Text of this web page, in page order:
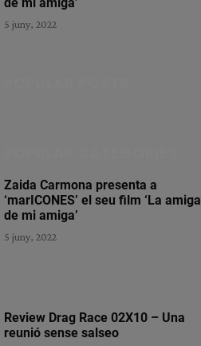
5 juny, 2022
Zaida Carmona presenta a
‘marICONES’ el seu film ‘La amiga
de mi amiga’
5 juny, 2022
Review Drag Race 02X10 – Una
reunió sense salseo